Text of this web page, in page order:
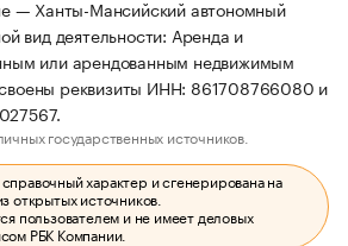
— Ханты-Мансийский автономный
вид деятельности: Аренда и
или арендованным недвижимым
реквизиты ИНН: 861708766080 и
государственных источников.
характер и сгенерирована на
открытых источников.
пользователем и не имеет деловых
РБК Компании.